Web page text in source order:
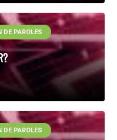
PAROLES
PAROLES